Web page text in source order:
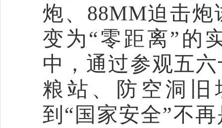
炮、88MM迫击
变为“零距离”的
中， 通过参观五
粮站 、 防空洞
到 “国家安全”不